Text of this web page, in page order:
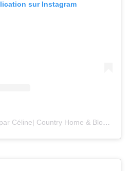
sur Instagram
Une publication partagée par Céline| Country Home & Blooms (@countryhomeandblooms)